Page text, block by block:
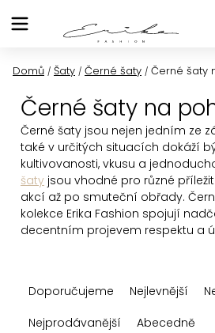
na
Domů / Šaty / Černé šaty / Černé šaty
Černé šaty na
Černé šaty jsou nejen jedním ze
také v určitých situacích dokáží
kultivovanosti, vkusu a
šaty jsou vhodné pro různé
akcí až po smuteční obřady.
kolekce Erika Fashion spojují
decentním projevem respektu a
aDoporučujeme Nejlevnější
Nejprodávanější
Abecedně